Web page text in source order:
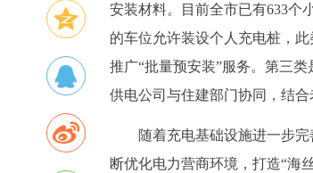
安装材料。目前全市已有633个
的车位允许装设个人充电桩，
推广“批量预安装”服务。第三
供电公司与住建部门协同，结合
随着充电基础设施进一步
断优化电力营商环境，打造“海